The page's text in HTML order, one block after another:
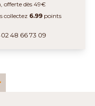
offerte dès 49€
collectez 6.99 points
02 48 66 73 09